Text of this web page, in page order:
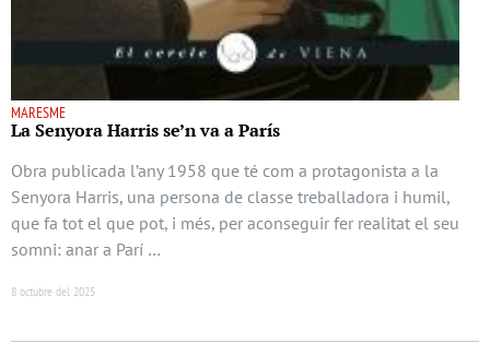
MARESME
La Senyora Harris se’n va a París
Obra publicada l’any 1958 que té com a protagonista a la
Senyora Harris, una persona de classe treballadora i humil,
que fa tot el que pot, i més, per aconseguir fer realitat el seu
somni: anar a Parí …
8 octubre del 2025